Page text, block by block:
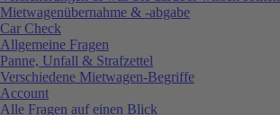
Mietwagenübernahme & -abgabe
Car Check
Allgemeine Fragen
Panne, Unfall & Strafzettel
Verschiedene Mietwagen-Begriffe
Account
Alle Fragen auf einen Blick